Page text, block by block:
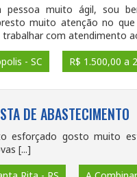
pessoa muito ágil, sou
muito atenção no
com atendimento
- SC
R$ 1.500,00 a
DE ABASTECIMENTO
esforçado gosto muito
[...]